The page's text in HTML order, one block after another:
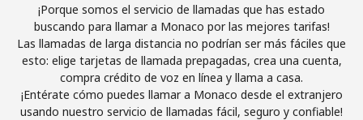
¡Hola!
Inicia sesión oREGÍSTRATE →
¡Porque somos el servicio de llamadas que has estado
buscando para llamar a Monaco por las mejores tarifas!
Las llamadas de larga distancia no podrían ser más fáciles que
esto: elige tarjetas de llamada prepagadas, crea una cuenta,
compra crédito de voz en línea y llama a casa.
¡Entérate cómo puedes llamar a Monaco desde el extranjero
usando nuestro servicio de llamadas fácil, seguro y confiable!